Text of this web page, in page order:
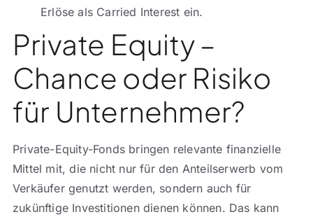
Erlöse als Carried Interest ein.
Private Equity –
Chance oder Risiko
für Unternehmer?
Private-Equity-Fonds bringen relevante finanzielle
Mittel mit, die nicht nur für den Anteilserwerb vom
Verkäufer genutzt werden, sondern auch für
zukünftige Investitionen dienen können. Das kann